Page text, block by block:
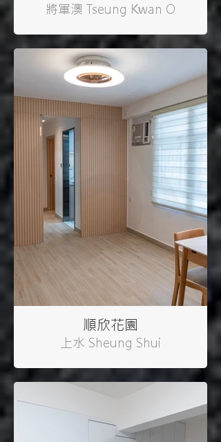
將軍澳 Tseung Kwan O
順欣花園
上水 Sheung Shui